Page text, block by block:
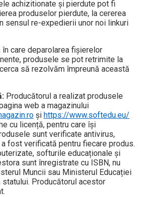
achizitionate și pierdute pot fi
produselor pierdute, la cererea
sensul re-expedierii unor noi linkuri
în care deparolarea fișierelor
produsele se pot retrimite la
să rezolvăm împreună această
Producătorul a realizat produsele
web a magazinului
și https://www.softedu.eu/
cu licență, pentru care își
sunt verificate antivirus,
fost verificată pentru fiecare produs.
softurile educaționale și
sunt înregistrate cu ISBN, nu
Muncii sau Ministerul Educației
Producătorul acestor